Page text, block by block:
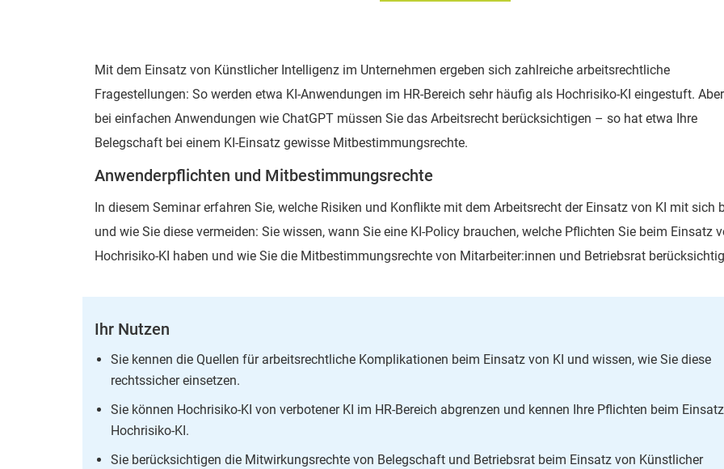
Mit dem Einsatz von Künstlicher Intelligenz im Unternehmen ergeben sich zahlreiche arbeitsrechtliche
Fragestellungen: So werden etwa KI-Anwendungen im HR-Bereich sehr häufig als Hochrisiko-KI eingestuft.
bei einfachen Anwendungen wie ChatGPT müssen Sie das Arbeitsrecht berücksichtigen – so hat etwa Ihre
Belegschaft bei einem KI-Einsatz gewisse Mitbestimmungsrechte.
Anwenderpflichten und Mitbestimmungsrechte
In diesem Seminar erfahren Sie, welche Risiken und Konflikte mit dem Arbeitsrecht der Einsatz von KI mit sich
und wie Sie diese vermeiden: Sie wissen, wann Sie eine KI-Policy brauchen, welche Pflichten Sie beim Einsatz
Hochrisiko-KI haben und wie Sie die Mitbestimmungsrechte von Mitarbeiter:innen und Betriebsrat
Ihr Nutzen
Sie kennen die Quellen für arbeitsrechtliche Komplikationen beim Einsatz von KI und wissen, wie Sie diese
rechtssicher einsetzen.
Sie können Hochrisiko-KI von verbotener KI im HR-Bereich abgrenzen und kennen Ihre Pflichten beim
Hochrisiko-KI.
Sie berücksichtigen die Mitwirkungsrechte von Belegschaft und Betriebsrat beim Einsatz von Künstlicher